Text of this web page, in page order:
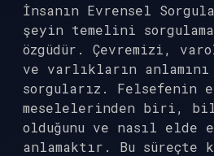
İnsanın Evrensel
şeyin temelini
özgüdür. Çevremizi,
ve varlıkların
sorgularız. Felsefenin
meselelerinden biri,
olduğunu ve nasıl
anlamaktır. Bu süreçte